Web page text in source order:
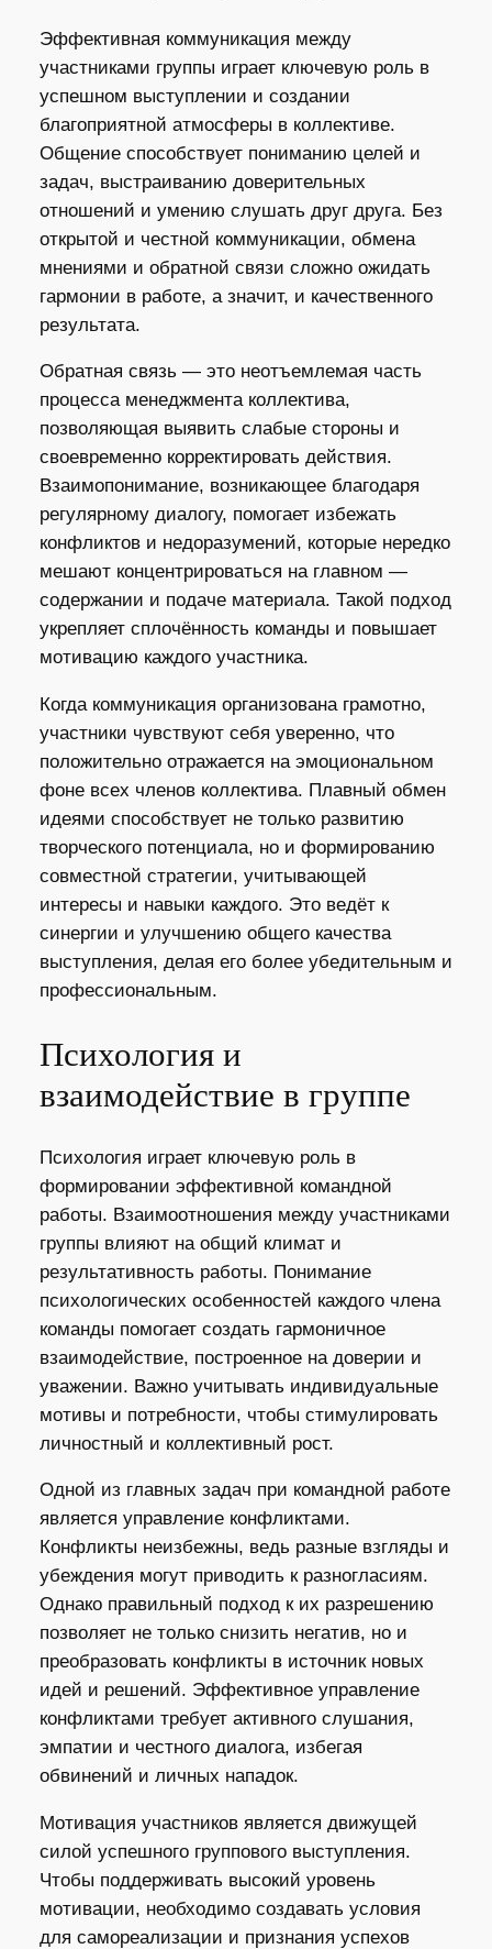
Эффективная коммуникация между
участниками группы играет ключевую роль в
успешном выступлении и создании
благоприятной атмосферы в коллективе.
Общение способствует пониманию целей и
задач, выстраиванию доверительных
отношений и умению слушать друг друга. Без
открытой и честной коммуникации, обмена
мнениями и обратной связи сложно ожидать
гармонии в работе, а значит, и качественного
результата.
Обратная связь — это неотъемлемая часть
процесса менеджмента коллектива,
позволяющая выявить слабые стороны и
своевременно корректировать действия.
Взаимопонимание, возникающее благодаря
регулярному диалогу, помогает избежать
конфликтов и недоразумений, которые нередко
мешают концентрироваться на главном —
содержании и подаче материала. Такой подход
укрепляет сплочённость команды и повышает
мотивацию каждого участника.
Когда коммуникация организована грамотно,
участники чувствуют себя уверенно, что
положительно отражается на эмоциональном
фоне всех членов коллектива. Плавный обмен
идеями способствует не только развитию
творческого потенциала, но и формированию
совместной стратегии, учитывающей
интересы и навыки каждого. Это ведёт к
синергии и улучшению общего качества
выступления, делая его более убедительным и
профессиональным.
Психология и
взаимодействие в группе
Психология играет ключевую роль в
формировании эффективной командной
работы. Взаимоотношения между участниками
группы влияют на общий климат и
результативность работы. Понимание
психологических особенностей каждого члена
команды помогает создать гармоничное
взаимодействие, построенное на доверии и
уважении. Важно учитывать индивидуальные
мотивы и потребности, чтобы стимулировать
личностный и коллективный рост.
Одной из главных задач при командной работе
является управление конфликтами.
Конфликты неизбежны, ведь разные взгляды и
убеждения могут приводить к разногласиям.
Однако правильный подход к их разрешению
позволяет не только снизить негатив, но и
преобразовать конфликты в источник новых
идей и решений. Эффективное управление
конфликтами требует активного слушания,
эмпатии и честного диалога, избегая
обвинений и личных нападок.
Мотивация участников является движущей
силой успешного группового выступления.
Чтобы поддерживать высокий уровень
мотивации, необходимо создавать условия
для самореализации и признания успехов